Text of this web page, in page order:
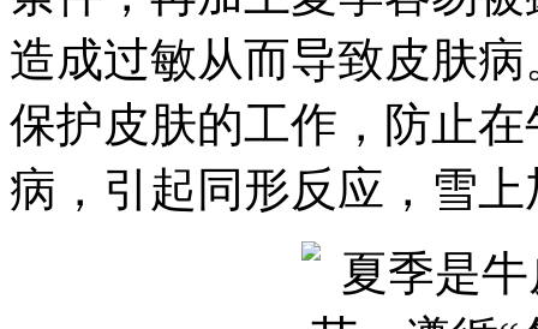
造成过敏从而导致皮肤
保护皮肤的工作，防止
病，引起同形反应，雪上